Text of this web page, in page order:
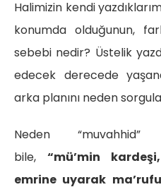
Halimizin kendi
konumda olduğunun,
sebebi nedir? Üstelik
edecek derecede
arka planını neden
Neden
bile, “mü’min
emrine uyarak